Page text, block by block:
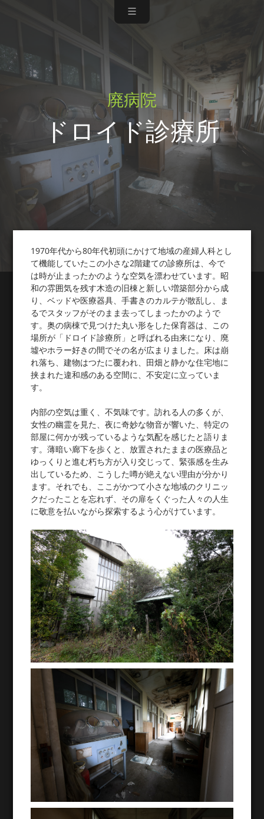
廃病院
ドロイド診療所
1970年代から80年代初頭にかけて地域の産婦人科とし
て機能していたこの小さな2階建ての診療所は、今で
は時が止まったかのような空気を漂わせています。昭
和の雰囲気を残す木造の旧棟と新しい増築部分から成
り、ベッドや医療器具、手書きのカルテが散乱し、ま
るでスタッフがそのまま去ってしまったかのようで
す。奥の病棟で見つけた丸い形をした保育器は、この
場所が「ドロイド診療所」と呼ばれる由来になり、廃
墟やホラー好きの間でその名が広まりました。床は崩
れ落ち、建物はつたに覆われ、田畑と静かな住宅地に
挟まれた違和感のある空間に、不安定に立っていま
す。
内部の空気は重く、不気味です。訪れる人の多くが、
女性の幽霊を見た、夜に奇妙な物音が響いた、特定の
部屋に何かが残っているような気配を感じたと語りま
す。薄暗い廊下を歩くと、放置されたままの医療品と
ゆっくりと進む朽ち方が入り交じって、緊張感を生み
出しているため、こうした噂が絶えない理由が分かり
ます。それでも、ここがかつて小さな地域のクリニッ
クだったことを忘れず、その扉をくぐった人々の人生
に敬意を払いながら探索するよう心がけています。